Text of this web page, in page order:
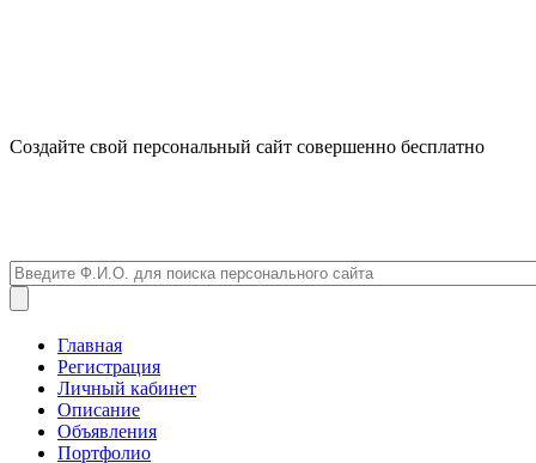
Создайте свой персональный сайт совершенно бесплатно
Главная
Регистрация
Личный кабинет
Описание
Объявления
Портфолио